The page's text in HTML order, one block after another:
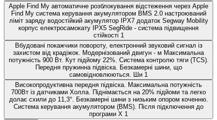
Apple Find My автоматичне розблокування відстеження через Apple
Find My система керування акумулятором BMS 2.0 настроюваний
ліміт заряду водостійкий акумулятор IPX7 додаток Segway Mobility
корпус електросамокату IPX5 SegRide - система підвищення
стійкості 1
Вбудовані покажчики повороту, електронний звуковий сигнал із
захистом від крадіжок. Модернізований двигун - м Максимальна
потужність 900 Вт. Кут підйому 22%. Система контролю тяги (TCS).
Передня пружинна підвіска. Безкамерні шини, що
самовідновлюються. Ши 1
Високопродуктивна передня підвіска. Максимальна потужність
700Вт із датчиками Холла. Піднімається на 20% підйоми та легко
долає схили до 11,3°. Безкамерні шини з низьким опором коченню.
Система керування акумулятором (BMS). Після підключення до
програми X 1